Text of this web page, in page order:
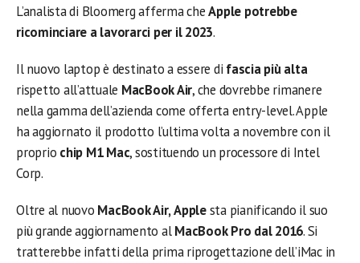
L’analista di Bloomerg afferma cheApple potrebbe
ricominciare a lavorarci per il 2023.
Il nuovo laptop è destinato a essere di fascia più alta
rispetto all’attuale MacBook Air, che dovrebbe rimanere
nella gamma dell’azienda come offerta entry-level. Apple
ha aggiornato il prodotto l’ultima volta a novembre con il
proprio chip M1 Mac, sostituendo un processore di Intel
Corp.
Oltre al nuovo MacBook Air,Applesta pianificando il suo
più grande aggiornamento alMacBook Pro dal 2016. Si
tratterebbe infatti della prima riprogettazione dell’iMac in